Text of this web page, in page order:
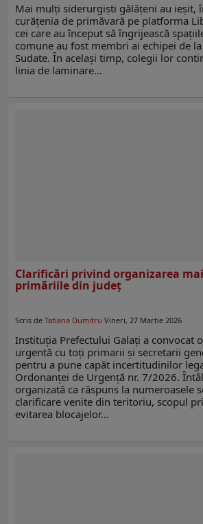
Mai mulți siderurgiști gălățeni au ieșit,
curățenia de primăvară pe platforma
cei care au început să îngrijească
comune au fost membri ai echipei de
Sudate. În același timp, colegii lor
linia de laminare…
Clarificări privind organizarea
primăriile din judeţ
Scris de Tatiana Dumitru Vineri, 27 Martie 2026
Instituția Prefectului Galați a convocat
urgentă cu toți primarii și secretarii
pentru a pune capăt incertitudinilor
Ordonanței de Urgență nr. 7/2026.
organizată ca răspuns la numeroasele
clarificare venite din teritoriu, scopul
evitarea blocajelor…